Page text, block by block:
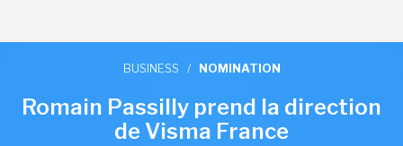
BUSINESS / NOMINATION
Romain Passilly prend la direction
de Visma France